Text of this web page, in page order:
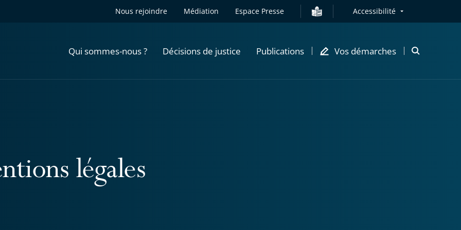
Nous rejoindre Médiation Espace Presse Accessibilité
Qui sommes-nous ? Décisions de justice Publications Vos démarches
Ouvrir
légales